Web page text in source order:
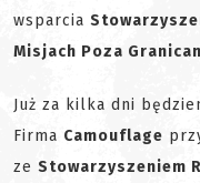
wsparcia
Misjach Poza
Już za kilka dni
Firma Camouflage
ze Stowarzyszeniem